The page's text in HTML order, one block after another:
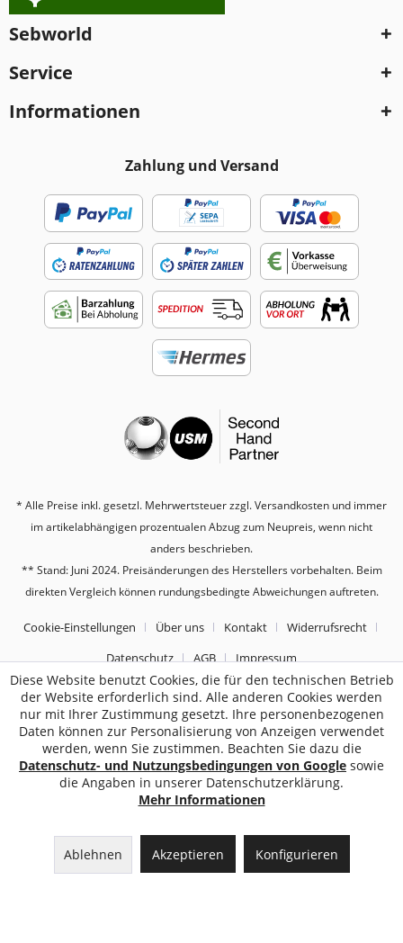
Sebworld
Service
Informationen
Zahlung und Versand
* Alle Preise inkl. gesetzl. Mehrwertsteuer zzgl.Versandkosten und immer
im artikelabhängigen prozentualen Abzug zum Neupreis, wenn nicht
anders beschrieben.
** Stand: Juni 2024. Preisänderungen des Herstellers vorbehalten. Beim
direkten Vergleich können rundungsbedingte Abweichungen auftreten.
Cookie-Einstellungen Über uns Kontakt
Widerrufsrecht
Datenschutz
AGB Impressum
Sebworld
2187 Bewertungen auf ProvenExpert.com
Diese Website benutzt Cookies, die für den technischen Betrieb
der Website erforderlich sind. Alle anderen Cookies werden
nur mit Ihrer Zustimmung gesetzt. Ihre personenbezogenen
Daten können zur Personalisierung von Anzeigen verwendet
werden, wenn Sie zustimmen. Beachten Sie dazu die
Datenschutz- und Nutzungsbedingungen von Google sowie
die Angaben in unserer Datenschutzerklärung.
Mehr Informationen
Ablehnen Akzeptieren Konfigurieren